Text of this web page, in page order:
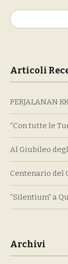
Ricerca
per:
Articoli
PERJALANAN
“Con tutte le
Al Giubileo
Centenario del
“Silentium” a
Archivi